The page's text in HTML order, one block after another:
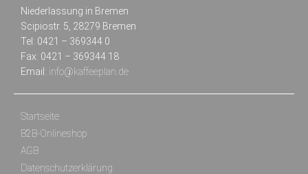
Niederlassung in Bremen
Scipiostr. 5, 28279 Bremen
Tel: 0421 – 369344 0
Fax: 0421 – 369344 18
Email: info@kaffeeplan.de
Startseite
B2B-Onlineshop
AGB
Datenschutz­erklärung